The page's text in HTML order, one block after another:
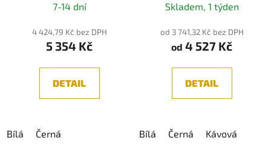
7-14 dní
4 424,79 Kč bez DPH
5 354 Kč
DETAIL
Bílá Černá
Skladem, 1 týden
od 3 741,32 Kč bez DPH
od 4 527 Kč
DETAIL
Bílá Černá Kávová